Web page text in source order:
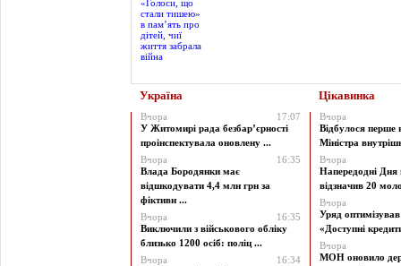
Україна Цікавинка
Вчора
17:07
У Житомирі рада безбар’єрності
проінспектувала оновлену ...
Вчора
16:35
Влада Бородянки має
відшкодувати 4,4 млн грн за
фіктивн ...
Вчора
16:35
Виключили з військового обліку
близько 1200 осіб: поліц ...
Вчора
16:34
Вчора
Відбулося перше
Міністра
Вчора
Напередодні Дня
відзначив 20
Вчора
Уряд
«Доступні
Вчора
МОН оновило